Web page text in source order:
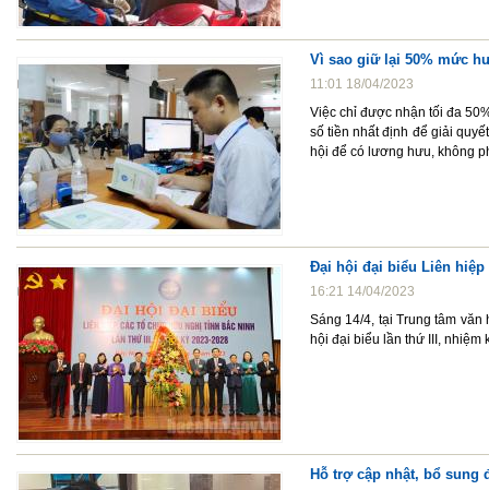
Vì sao giữ lại 50% mức
11:01 18/04/2023
Việc chỉ được nhận tối đa
số tiền nhất định để giải
hội để có lương hưu, không
Đại hội đại biểu Liên
16:21 14/04/2023
Sáng 14/4, tại Trung tâm
hội đại biểu lần thứ III, nhiệm
Hỗ trợ cập nhật, bổ sung